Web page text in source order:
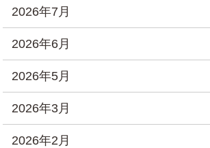
2026年7月
2026年6月
2026年5月
2026年3月
2026年2月